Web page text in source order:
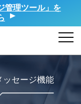
管理ツール」を
セージ機能